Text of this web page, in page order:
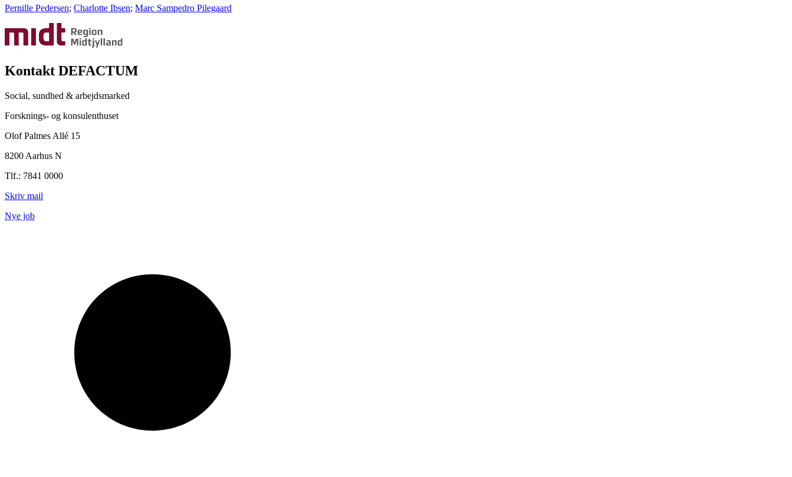
Pernille Pedersen; Charlotte Ibsen; Marc Sampedro Pilegaard
Kontakt DEFACTUM
Social, sundhed & arbejdsmarked
Forsknings- og konsulenthuset
Olof Palmes Allé 15
8200 Aarhus N
Tlf.: 7841 0000
Skriv mail
Nye job